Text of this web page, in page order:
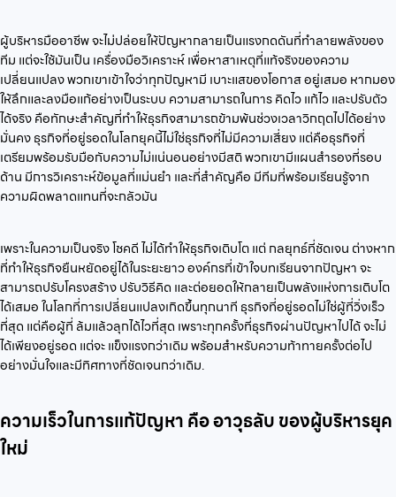
ผู้บริหารมืออาชีพ จะไม่ปล่อยให้ปัญหากลายเป็นแรงกดดันที่ทำลายพลังของ
ทีม แต่จะใช้มันเป็น เครื่องมือวิเคราะห์ เพื่อหาสาเหตุที่แท้จริงของความ
เปลี่ยนแปลง พวกเขาเข้าใจว่าทุกปัญหามี เบาะแสของโอกาส อยู่เสมอ หากมอง
ให้ลึกและลงมือแก้อย่างเป็นระบบ ความสามารถในการ คิดไว แก้ไว และปรับตัว
ได้จริง คือทักษะสำคัญที่ทำให้ธุรกิจสามารถข้ามพ้นช่วงเวลาวิกฤตไปได้อย่าง
มั่นคง ธุรกิจที่อยู่รอดในโลกยุคนี้ไม่ใช่ธุรกิจที่ไม่มีความเสี่ยง แต่คือธุรกิจที่
เตรียมพร้อมรับมือกับความไม่แน่นอนอย่างมีสติ พวกเขามีแผนสำรองที่รอบ
ด้าน มีการวิเคราะห์ข้อมูลที่แม่นยำ และที่สำคัญคือ มีทีมที่พร้อมเรียนรู้จาก
ความผิดพลาดแทนที่จะกลัวมัน
เพราะในความเป็นจริง โชคดี ไม่ได้ทำให้ธุรกิจเติบโต แต่ กลยุทธ์ที่ชัดเจน ต่างหาก
ที่ทำให้ธุรกิจยืนหยัดอยู่ได้ในระยะยาว องค์กรที่เข้าใจบทเรียนจากปัญหา จะ
สามารถปรับโครงสร้าง ปรับวิธีคิด และต่อยอดให้กลายเป็นพลังแห่งการเติบโต
ได้เสมอ ในโลกที่การเปลี่ยนแปลงเกิดขึ้นทุกนาที ธุรกิจที่อยู่รอดไม่ใช่ผู้ที่วิ่งเร็ว
ที่สุด แต่คือผู้ที่ ล้มแล้วลุกได้ไวที่สุด เพราะทุกครั้งที่ธุรกิจผ่านปัญหาไปได้ จะไม่
ได้เพียงอยู่รอด แต่จะ แข็งแรงกว่าเดิม พร้อมสำหรับความท้าทายครั้งต่อไป
อย่างมั่นใจและมีทิศทางที่ชัดเจนกว่าเดิม.
ความเร็วในการแก้ปัญหา คือ อาวุธลับ ของผู้บริหารยุค
ใหม่